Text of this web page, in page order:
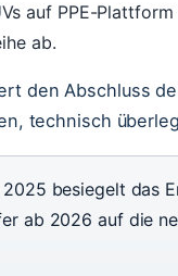
auf PPE-
ab.
den Abschluss
technisch
2025 besiegelt das
ab 2026 auf die